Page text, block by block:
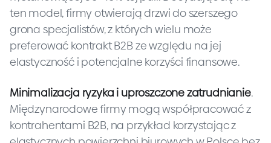
ten model, firmy otwierają drzwi do szerszego
grona specjalistów, z których wielu może
preferować kontrakt B2B ze względu na jej
elastyczność i potencjalne korzyści finansowe.
Minimalizacja ryzyka i uproszczone zatrudnianie.
Międzynarodowe firmy mogą współpracować z
kontrahentami B2B, na przykład korzystając z